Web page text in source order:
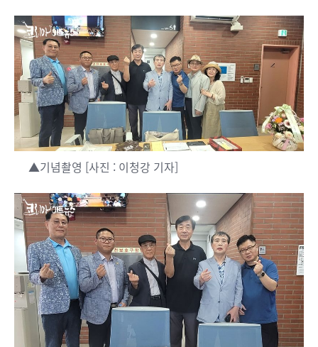
▲기념촬영 [사진 : 이청강 기자]